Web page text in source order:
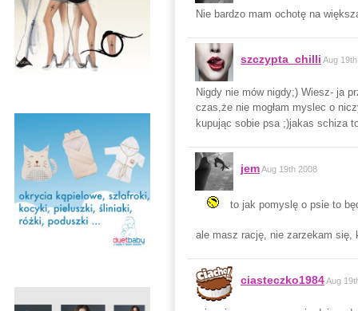
Nie bardzo mam ochotę na
szczypta_chilli Aug
Nigdy nie mów nigdy;) Wiesz- ja
czas,że nie mogłam myslec o
kupując sobie psa ;)jakas schiza
jemAug 19th 2008
to jak pomyslę o psie to
ale masz rację, nie zarzekam
ciasteczko1984Aug